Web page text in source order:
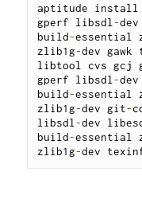
aptitude
gperf libsdl -
build-essential
zlib1g-dev
libtool cvs gcj
gperf libsdl -
build-essential
zlib1g-dev git-
libsdl -dev
build-essential
zlib1g-dev